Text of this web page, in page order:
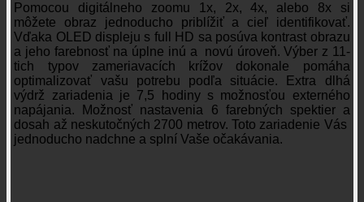
Pomocou digitálneho zoomu 1x, 2x, 4x, alebo 8x si
môžete obraz jednoducho priblížiť a cieľ identifikovať.
Vďaka OLED displeju s full HD sa posúva kontrast obrazu
a jeho farebnosť na úplne inú a novú úroveň. Výber z 11-
tich typov zameriavacích krížov dokonale pomáha
optimalizovať vašu potrebu podľa situácie. Extra dlhá
výdrž zariadenia je 7,5 hodiny s možnosťou externého
napájania. Možnosť nastavenia 6 farebných spektier a
dosah až neskutočných 2700 metrov. Toto zariadenie Vás
jednoducho nadchne a splní Vaše očakávania.